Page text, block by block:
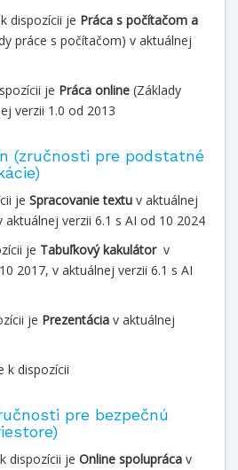
dispozícii je Práca s počítačom a
práce s počítačom) v aktuálnej
je Práca online (Základy
verzii 1.0 od 2013
(zručnosti pre podstatné
je Spracovanie textu v aktuálnej
aktuálnej verzii 6.1 s AI od 10 2024
je Tabuľkový kakulátorv
2017, v aktuálnej verzii 6.1 s AI
je Prezentácia v aktuálnej
k dispozícii
pre bezpečnú
dispozícii je Online spolupráca v